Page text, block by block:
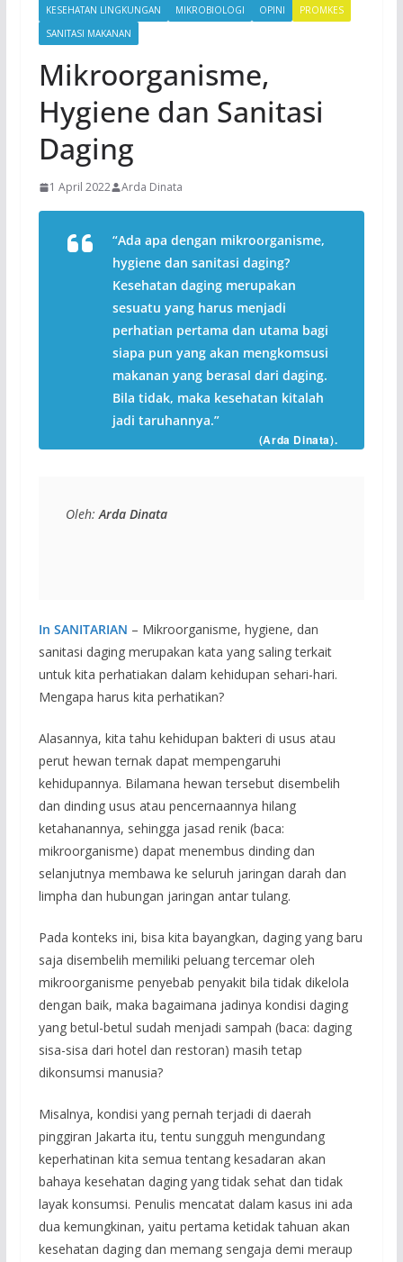
KESEHATAN LINGKUNGAN MIKROBIOLOGI OPINI
PROMKES
SANITASI MAKANAN
Mikroorganisme,
Hygiene dan Sanitasi
Daging
1 April 2022 Arda Dinata
“Ada apa dengan mikroorganisme,
hygiene dan sanitasi daging?
Kesehatan daging merupakan
sesuatu yang harus menjadi
perhatian pertama dan utama bagi
siapa pun yang akan mengkomsusi
makanan yang berasal dari daging.
Bila tidak, maka kesehatan kitalah
jadi taruhannya.”
(Arda Dinata).
Oleh: Arda Dinata
In SANITARIAN – Mikroorganisme, hygiene, dan
sanitasi daging merupakan kata yang saling terkait
untuk kita perhatiakan dalam kehidupan sehari-hari.
Mengapa harus kita perhatikan?
Alasannya, kita tahu kehidupan bakteri di usus atau
perut hewan ternak dapat mempengaruhi
kehidupannya. Bilamana hewan tersebut disembelih
dan dinding usus atau pencernaannya hilang
ketahanannya, sehingga jasad renik (baca:
mikroorganisme) dapat menembus dinding dan
selanjutnya membawa ke seluruh jaringan darah dan
limpha dan hubungan jaringan antar tulang.
Pada konteks ini, bisa kita bayangkan, daging yang baru
saja disembelih memiliki peluang tercemar oleh
mikroorganisme penyebab penyakit bila tidak dikelola
dengan baik, maka bagaimana jadinya kondisi daging
yang betul-betul sudah menjadi sampah (baca: daging
sisa-sisa dari hotel dan restoran) masih tetap
dikonsumsi manusia?
Misalnya, kondisi yang pernah terjadi di daerah
pinggiran Jakarta itu, tentu sungguh mengundang
keperhatinan kita semua tentang kesadaran akan
bahaya kesehatan daging yang tidak sehat dan tidak
layak konsumsi. Penulis mencatat dalam kasus ini ada
dua kemungkinan, yaitu pertama ketidak tahuan akan
kesehatan daging dan memang sengaja demi meraup